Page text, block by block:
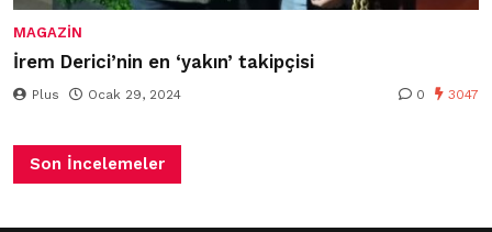
MAGAZIN
İrem Derici’nin en ‘yakın’ takipçisi
Plus Ocak 29, 2024 0 3047
Son İncelemeler